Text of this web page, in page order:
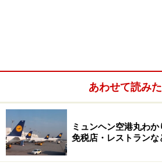
あわせて読み
ミュンヘン空港丸わ
免税店・レストランな